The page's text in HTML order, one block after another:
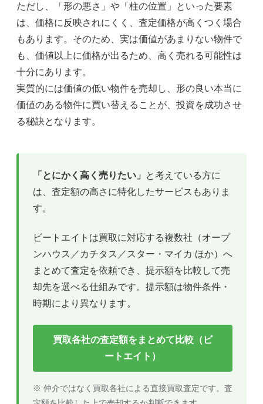
ただし、「形の悪さ」や「柱の位置」といった要素
は、価格に反映されにくく、査定価格が高くつく場合
もあります。そのため、実は価値があまりない物件で
も、価値以上に価格が出るため、高く売れる可能性は
十分にあります。
実質的には価値の低い物件を売却し、形の良い本当に
価値のある物件に買い替えることが、投資を成功させ
る秘訣となります。
「とにかく高く売りたい」
と考えている方に
は、査定額の高さに特化したサービスもありま
す。
ビートエイトは買取に対応する複数社（オープ
ンハウス／カチタス／スター・マイカ ほか）へ
まとめて査定を依頼でき、提示額を比較して売
却先を選べる仕組みです。提示額は物件条件・
時期により異なります。
買取各社の査定額をまとめて比較（ビ
ートエイト）
※ 仲介ではなく買取各社による直接買取査定です。査